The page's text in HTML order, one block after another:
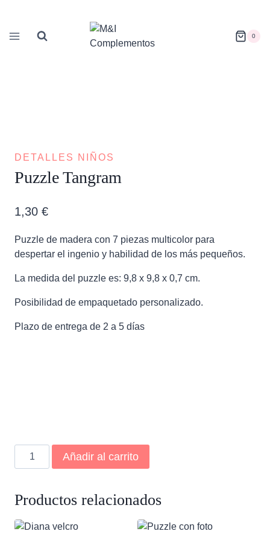
contenido
0
DETALLES NIÑOS
Puzzle Tangram
1,30 €
Puzzle de madera con 7 piezas multicolor para
despertar el ingenio y habilidad de los más pequeños.
La medida del puzzle es: 9,8 x 9,8 x 0,7 cm.
Posibilidad de empaquetado personalizado.
Plazo de entrega de 2 a 5 días
Puzzle
Tangram
Añadir al carrito
Productos relacionados